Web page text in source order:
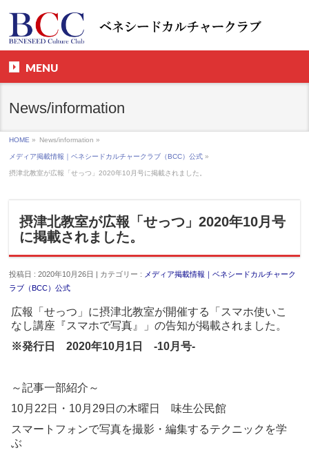
MENU
News/information
HOME » News/information »
メディア掲載情報｜ベネシードカルチャークラブ（BCC）公式 »
摂津北教室が広報「せっつ」2020年10月号に掲載されました。
摂津北教室が広報「せっつ」2020年10月号
に掲載されました。
投稿日 : 2020年10月26日 | カテゴリー : メディア掲載情報｜ベネシードカルチャーク
ラブ（BCC）公式
広報「せっつ」に摂津北教室が開催する「スマホ使いこ
なし講座『スマホで写真』」の告知が掲載されました。
※発行日 2020年10月1 日 -10月号-
～記事一部紹介～
10月22日・10月29日の木曜日 味生公民館
スマートフォンで写真を撮影・編集するテクニックを学
ぶ